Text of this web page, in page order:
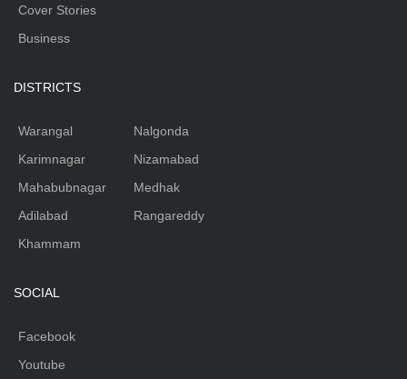
Cover Stories
Business
DISTRICTS
Warangal
Karimnagar
Mahabubnagar
Adilabad
Khammam
Nalgonda
Nizamabad
Medhak
Rangareddy
SOCIAL
Facebook
Youtube